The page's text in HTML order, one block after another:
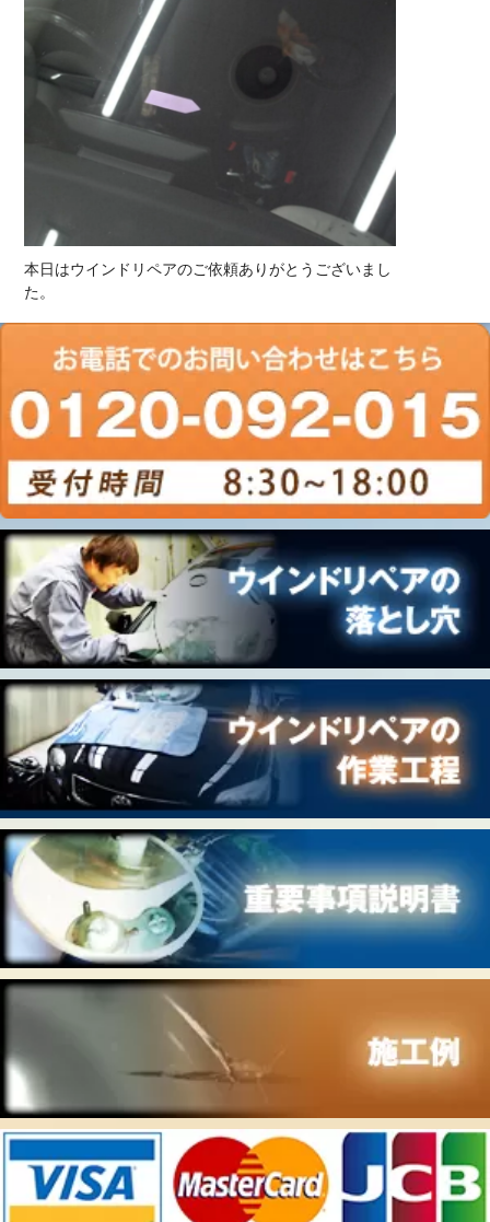
本日はウインドリペアのご依頼ありがとうございまし
た。